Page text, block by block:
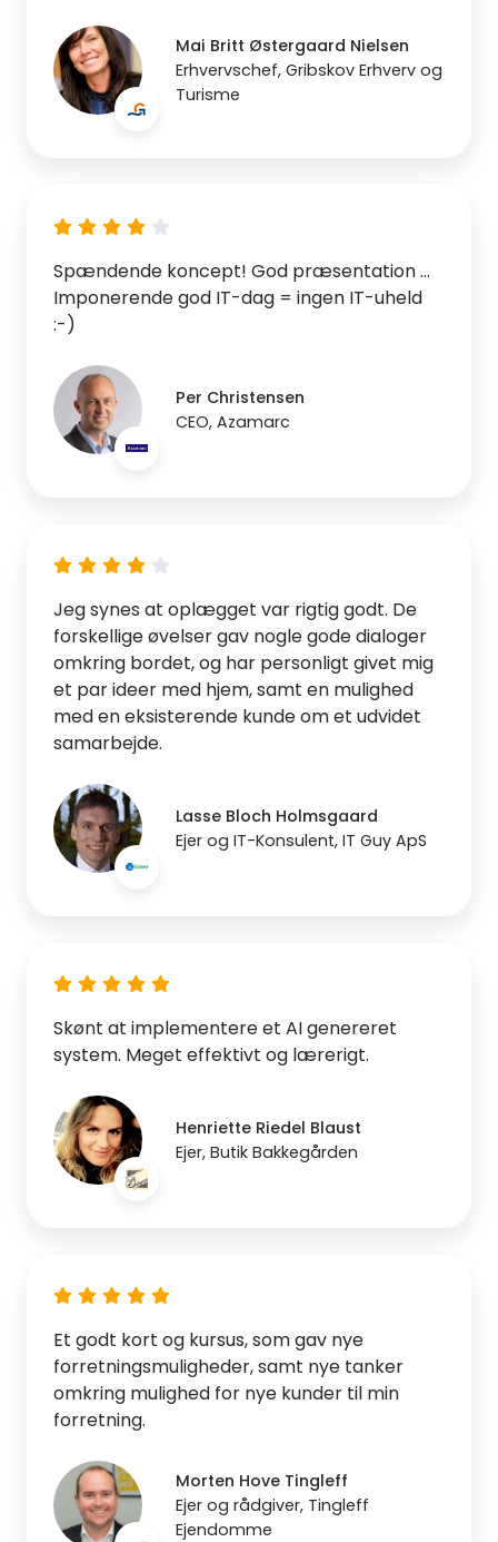
Mai Britt Østergaard Nielsen
Erhvervschef, Gribskov Erhverv og
Turisme
Spændende koncept! God præsentation ...
Imponerende god IT-dag = ingen IT-uheld
:-)
Per Christensen
CEO, Azamarc
Jeg synes at oplægget var rigtig godt. De
forskellige øvelser gav nogle gode dialoger
omkring bordet, og har personligt givet mig
et par ideer med hjem, samt en mulighed
med en eksisterende kunde om et udvidet
samarbejde.
Lasse Bloch Holmsgaard
Ejer og IT-Konsulent, IT Guy ApS
Skønt at implementere et AI genereret
system. Meget effektivt og lærerigt.
Henriette Riedel Blaust
Ejer, Butik Bakkegården
Et godt kort og kursus, som gav nye
forretningsmuligheder, samt nye tanker
omkring mulighed for nye kunder til min
forretning.
Morten Hove Tingleff
Ejer og rådgiver, Tingleff
Ejendomme